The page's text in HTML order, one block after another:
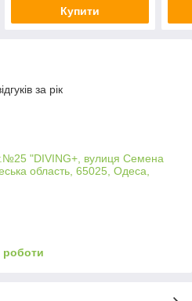
Купити
за рік
"DIVING+, вулиця Семена
область, 65025, Одеса,
роботи